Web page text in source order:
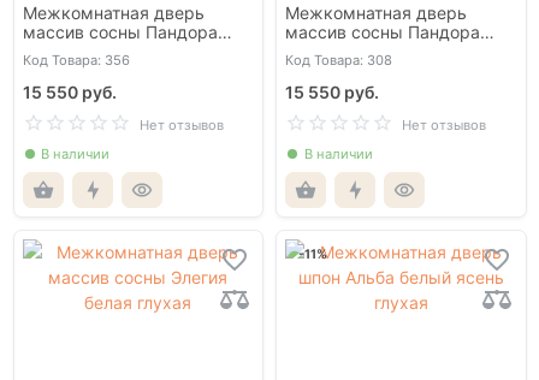
Межкомнатная дверь
массив сосны Пандора
белая глухая
Код Товара: 356
15 550 руб.
Нет отзывов
В наличии
Межкомнатная дверь
массив сосны Пандора
олива глухая
Код Товара: 308
15 550 руб.
Нет отзывов
В наличии
-11%